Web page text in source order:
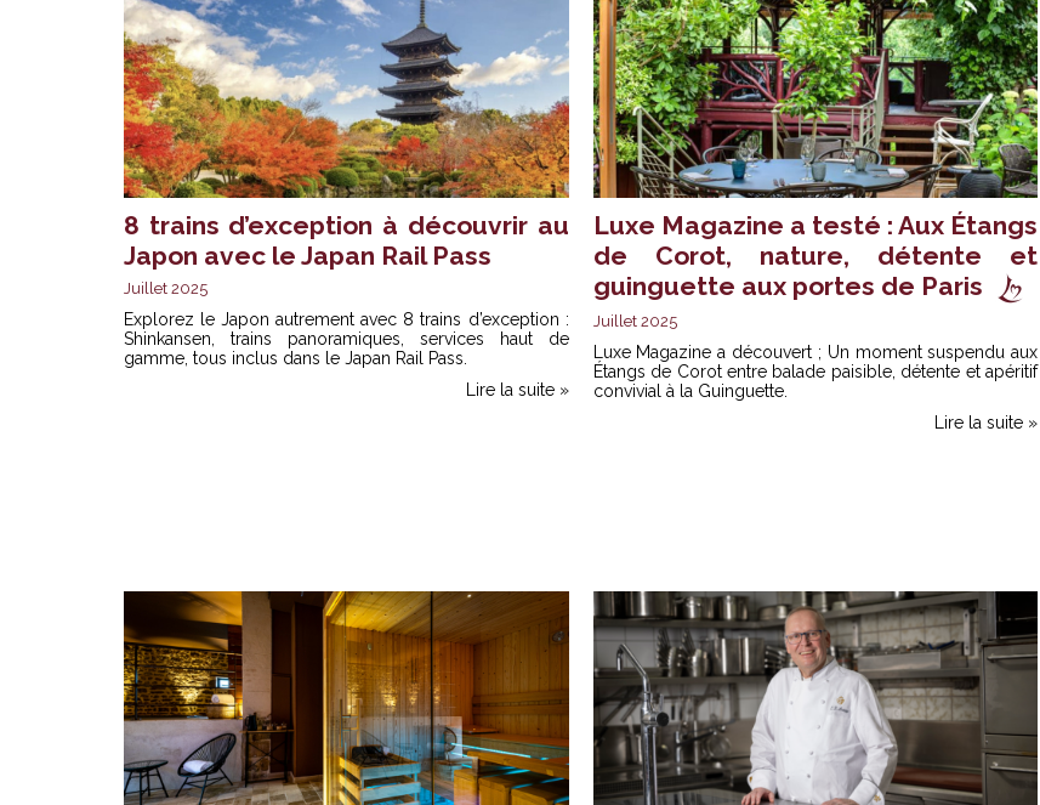
8 trains d’exception à découvrir au
Japon avec le Japan Rail Pass
Juillet 2025
Explorez le Japon autrement avec 8 trains d’exception :
Shinkansen, trains panoramiques, services haut de
gamme, tous inclus dans le Japan Rail Pass.
Lire la suite »
Luxe Magazine a testé : Aux Étangs
de Corot, nature, détente et
guinguette aux portes de Paris
Juillet 2025
Luxe Magazine a découvert ; Un moment suspendu aux
Étangs de Corot entre balade paisible, détente et apéritif
convivial à la Guinguette.
Lire la suite »